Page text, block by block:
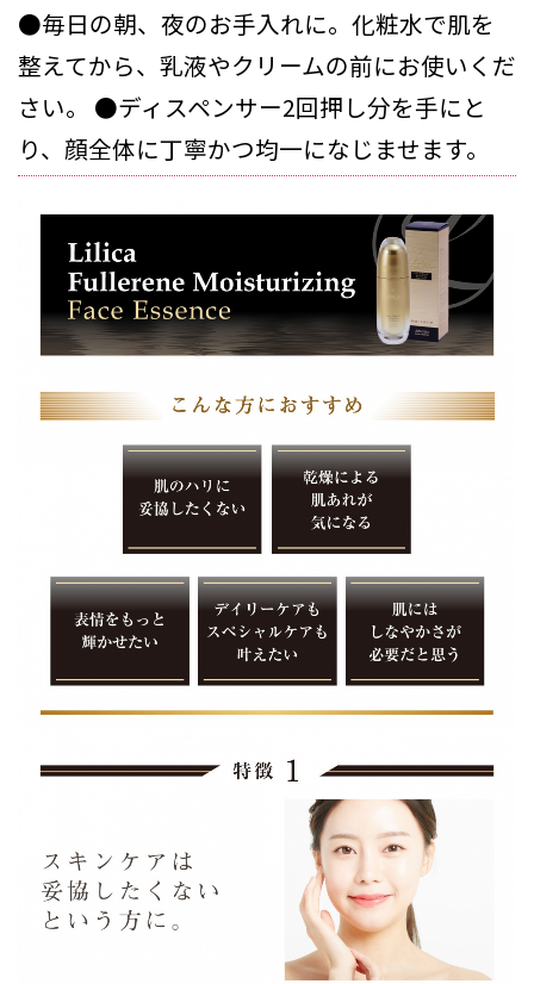
●毎日の朝、夜のお手入れに。化粧水で肌を
整えてから、乳液やクリームの前にお使いくだ
さい。 ●ディスペンサー2回押し分を手にと
り、顔全体に丁寧かつ均一になじませます。